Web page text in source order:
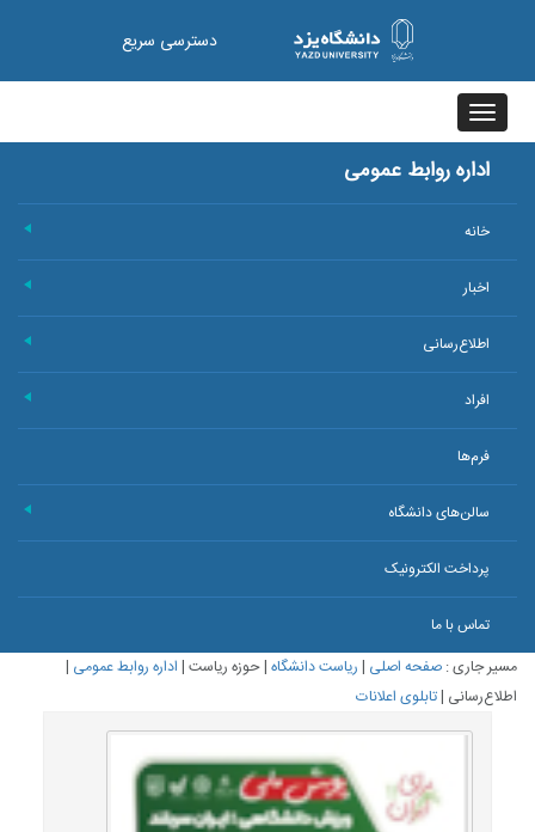
دسترسی سریع
Toggle
navigation
اداره روابط عمومی
خانه
اخبار
اطلاع‌رسانی
افراد
فرم‌ها
سالن‌های دانشگاه
پرداخت الکترونیک
تماس با ما
مسیر جاری :صفحه اصلی |ریاست دانشگاه|حوزه ریاست|اداره روابط عمومی |
اطلاع‌رسانی |تابلوی اعلانات